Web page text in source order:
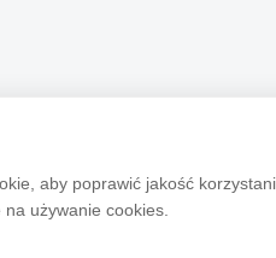
aby poprawić jakość
używanie cookies.